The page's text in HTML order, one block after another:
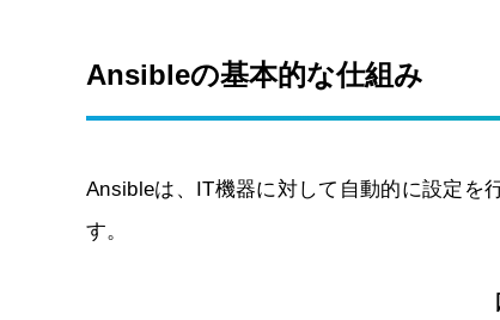
Ansibleの基本的な仕組み
Ansibleは、IT機器に対して自動的に設定を
す。